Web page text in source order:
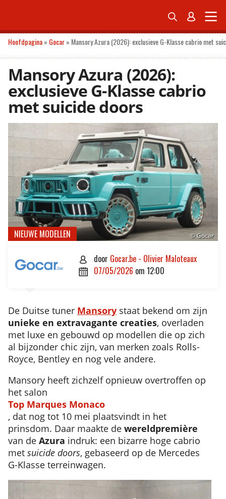
 
Hoofdpagina» Gocar» Mansory Azura (2026): exclusieve G-Klasse cabrio met
Mansory Azura (2026):
exclusieve G-Klasse cabrio
met suicide doors
© Gocar
NIEUWE MODELLEN
 door Gocar.be - Olivier Maloteaux
 07/05/2026 om 12:00
De Duitse tuner Mansory staat bekend om zijn
unieke en extravagante creaties, overladen
met luxe en gebouwd op modellen die op zich
al bijzonder chic zijn, van merken zoals Rolls-
Royce, Bentley en nog vele andere.
Mansory heeft zichzelf opnieuw overtroffen op
het salon
Top Marques Monaco
, dat nog tot 10 mei plaatsvindt in het
prinsdom. Daar maakte de wereldpremière
van de Azura indruk: een bizarre hoge cabrio
met suicide doors, gebaseerd op de Mercedes
G-Klasse terreinwagen.